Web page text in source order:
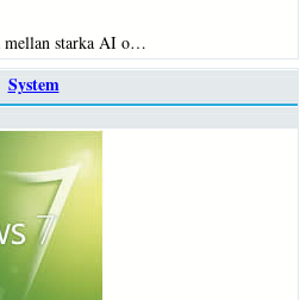
mellan starka AI o…
System